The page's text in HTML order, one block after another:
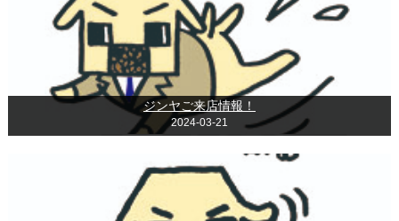
ジンヤご来店情報！
2024-03-21